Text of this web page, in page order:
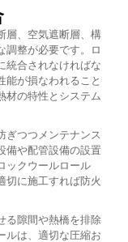
層、空気遮断層、構
調整が必要です。ロ
統合されなければな
能が損なわれること
材の特性とシステム
ぎつつメンテナンス
備や配管設備の設置
ックウールロール
切に施工すれば防火
る隙間や熱橋を排除
ルは、適切な圧縮お